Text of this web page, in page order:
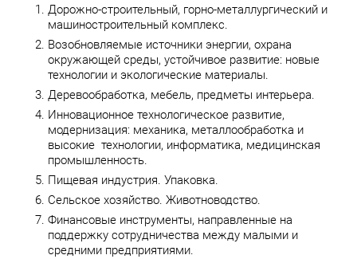
Дорожно-строительный, горно-металлургический и
машиностроительный комплекс.
Возобновляемые источники энергии, охрана
окружающей среды, устойчивое развитие: новые
технологии и экологические материалы.
Деревообработка, мебель, предметы интерьера.
Инновационное технологическое развитие,
модернизация: механика, металлообработка и
высокие технологии, информатика, медицинская
промышленность.
Пищевая индустрия. Упаковка.
Сельское хозяйство. Животноводство.
Финансовые инструменты, направленные на
поддержку сотрудничества между малыми и
средними предприятиями.